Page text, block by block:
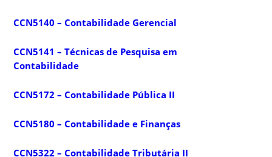
CCN5140 – Contabilidade Gerencial
CCN5141 – Técnicas de Pesquisa em
Contabilidade
CCN5172 – Contabilidade Pública II
CCN5180 – Contabilidade e Finanças
CCN5322 – Contabilidade Tributária II